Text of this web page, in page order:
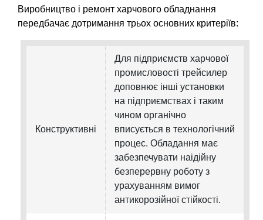
Виробництво і ремонт харчового обладнання
передбачає дотримання трьох основних критеріїв:
Конструктивні
Для підприємств харчової
промисловості трейсилер
доповнює інші установки
на підприємствах і таким
чином органічно
вписується в технологічний
процес. Обладання має
забезпечувати наідійну
безперервну роботу з
урахуванням вимог
антикорозійної стійкості.